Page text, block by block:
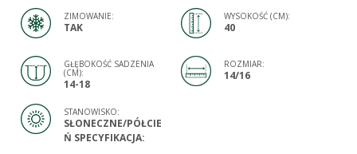
ZIMOWANIE:
TAK
WYSOKOŚĆ (CM):
40
GŁĘBOKOŚĆ SADZENIA
(CM):
14-18
ROZMIAR:
14/16
STANOWISKO:
SŁONECZNE/PÓŁCIE
Ń SPECYFIKACJA: